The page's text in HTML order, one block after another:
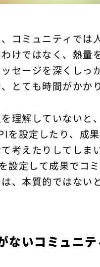
、コミュニティでは
けではなく、熱量
セージを深くしっ
とても時間がかか
理解していないと
を設定したり、成
考えたりしてしま
を設定して成果でコ
、本質的ではない
ないコミュニテ